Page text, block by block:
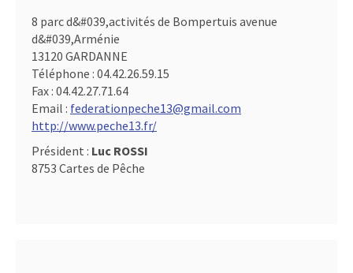
8 parc d&#039,activités de Bompertuis avenue
d&#039,Arménie
13120 GARDANNE
Téléphone : 04.42.26.59.15
Fax : 04.42.27.71.64
Email : federationpeche13@gmail.com
http://www.peche13.fr/
Président : Luc ROSSI
8753 Cartes de Pêche